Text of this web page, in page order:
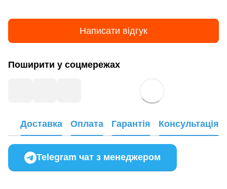
Написати відгук
Поширити у соцмережах
Доставка Оплата Гарантія Консультація
Telegram чат з менеджером